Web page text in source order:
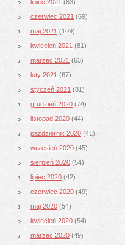
lipiec 2021 (63)
czerwiec 2021 (69)
maj 2021 (109)
kwiecień 2021 (81)
marzec 2021 (63)
luty 2021 (67)
styczeń 2021 (81)
grudzień 2020 (74)
listopad 2020 (44)
październik 2020 (41)
wrzesień 2020 (45)
sierpień 2020 (54)
lipiec 2020 (42)
czerwiec 2020 (49)
maj 2020 (54)
kwiecień 2020 (54)
marzec 2020 (49)